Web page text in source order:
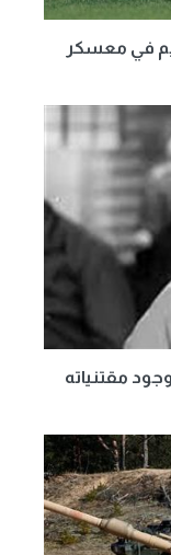
في معسكر
مقتنياته